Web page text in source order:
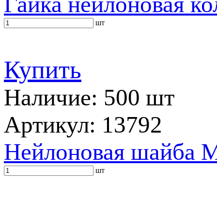
шт
Купить
Наличие: 500 шт
Артикул: 13792
Нейлоновая шайба
шт